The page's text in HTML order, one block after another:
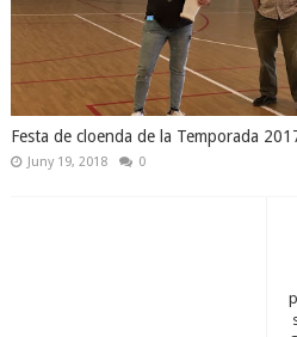
Festa de cloenda de la Temporada
Juny 19, 2018 0